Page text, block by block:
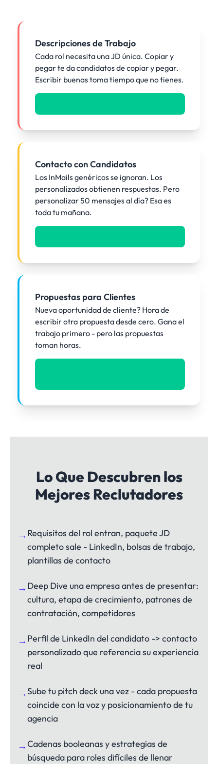
Descripciones de Trabajo
Cada rol necesita una JD única. Copiar y
pegar te da candidatos de copiar y pegar.
Escribir buenas toma tiempo que no tienes.
Contacto con Candidatos
Los InMails genéricos se ignoran. Los
personalizados obtienen respuestas. Pero
personalizar 50 mensajes al día? Esa es
toda tu mañana.
Propuestas para Clientes
Nueva oportunidad de cliente? Hora de
escribir otra propuesta desde cero. Gana el
trabajo primero - pero las propuestas
toman horas.
Lo Que Descubren los
Mejores Reclutadores
→ Requisitos del rol entran, paquete JD
completo sale - LinkedIn, bolsas de trabajo,
plantillas de contacto
→ Deep Dive una empresa antes de presentar:
cultura, etapa de crecimiento, patrones de
contratación, competidores
→ Perfil de LinkedIn del candidato -> contacto
personalizado que referencia su experiencia
real
→Sube tu pitch deck una vez - cada propuesta
coincide con la voz y posicionamiento de tu
agencia
→Cadenas booleanas y estrategias de
búsqueda para roles difíciles de llenar